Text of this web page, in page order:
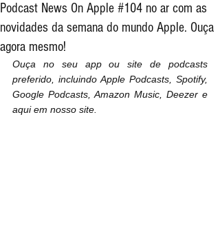
Podcast News On Apple #104 no ar com as
novidades da semana do mundo Apple. Ouça
agora mesmo!
Ouça no seu app ou site de podcasts
preferido, incluindo Apple Podcasts, Spotify,
Google Podcasts, Amazon Music, Deezer e
aqui em nosso site.